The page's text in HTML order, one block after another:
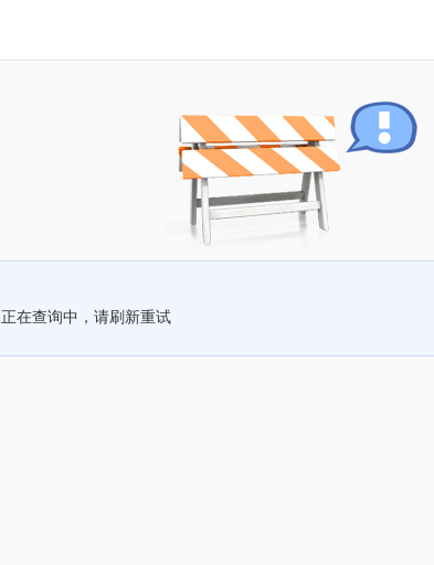
正在查询中，请刷新重试